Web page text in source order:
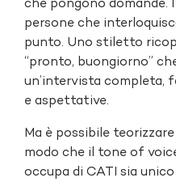
che pongono domande.
persone che
punto. Uno stiletto
“pronto, buongiorno”
un’intervista completa,
e aspettative.
Ma è possibile
modo che il tone of
occupa di CATI sia